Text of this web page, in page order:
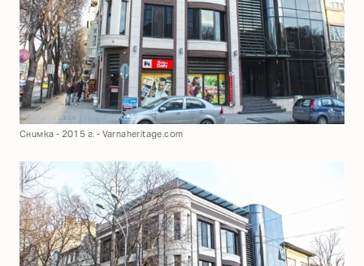
Снимка - 2015 г. - Varnaheritage.com